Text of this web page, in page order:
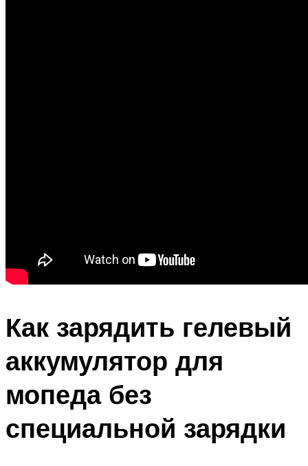
Как зарядить гелевый
аккумулятор для
мопеда без
специальной зарядки